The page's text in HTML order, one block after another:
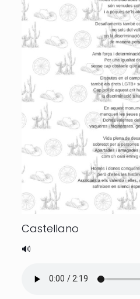
Castellano
🔊